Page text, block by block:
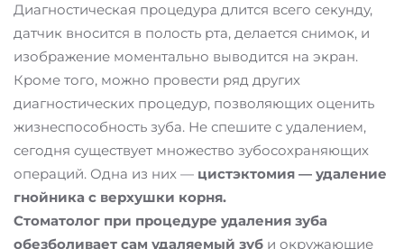
Диагностическая процедура длится всего секунду,
датчик вносится в полость рта, делается снимок, и
изображение моментально выводится на экран.
Кроме того, можно провести ряд других
диагностических процедур, позволяющих оценить
жизнеспособность зуба. Не спешите с удалением,
сегодня существует множество зубосохраняющих
операций. Одна из них — цистэктомия — удаление
гнойника с верхушки корня.
Стоматолог при процедуре удаления зуба
обезболивает сам удаляемый зуб и окружающие